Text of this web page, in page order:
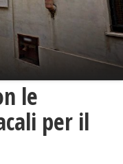
le
per il